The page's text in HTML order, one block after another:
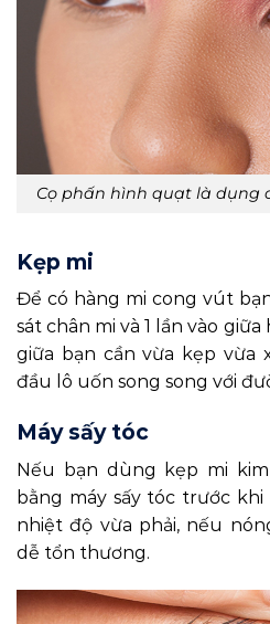
Cọ phấn hình quạt là dụng
Kẹp mi
Để có hàng mi cong vút
sát chân mi và 1 lần vào
giữa bạn cần vừa kẹp vừa
đầu lô uốn song song với
Máy sấy tóc
Nếu bạn dùng kẹp mi
bằng máy sấy tóc trước
nhiệt độ vừa phải, nếu
dễ tổn thương.